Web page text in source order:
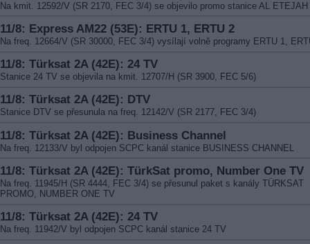
Na kmit. 12592/V (SR 2170, FEC 3/4) se objevilo promo stanice AL
11/8: Express AM22 (53E): ERTU 1, ERTU 2
Na freq. 12664/V (SR 30000, FEC 3/4) vysílají volně programy ERTU 1,
11/8: Türksat 2A (42E): 24 TV
Stanice 24 TV se objevila na kmit. 12707/H (SR 3900, FEC 5/6)
11/8: Türksat 2A (42E): DTV
Stanice DTV se přesunula na freq. 12142/V (SR 2177, FEC 3/4)
11/8: Türksat 2A (42E): Business Channel
Na freq. 12133/V byl odpojen SCPC kanál stanice BUSINESS CHANNEL
11/8: Türksat 2A (42E): TürkSat promo, Number One TV
Na freq. 11945/H (SR 4444, FEC 3/4) se přesunul paket s kanály TÜRKSAT
PROMO, NUMBER ONE TV
11/8: Türksat 2A (42E): 24 TV
Na freq. 11942/V byl odpojen SCPC kanál stanice 24 TV